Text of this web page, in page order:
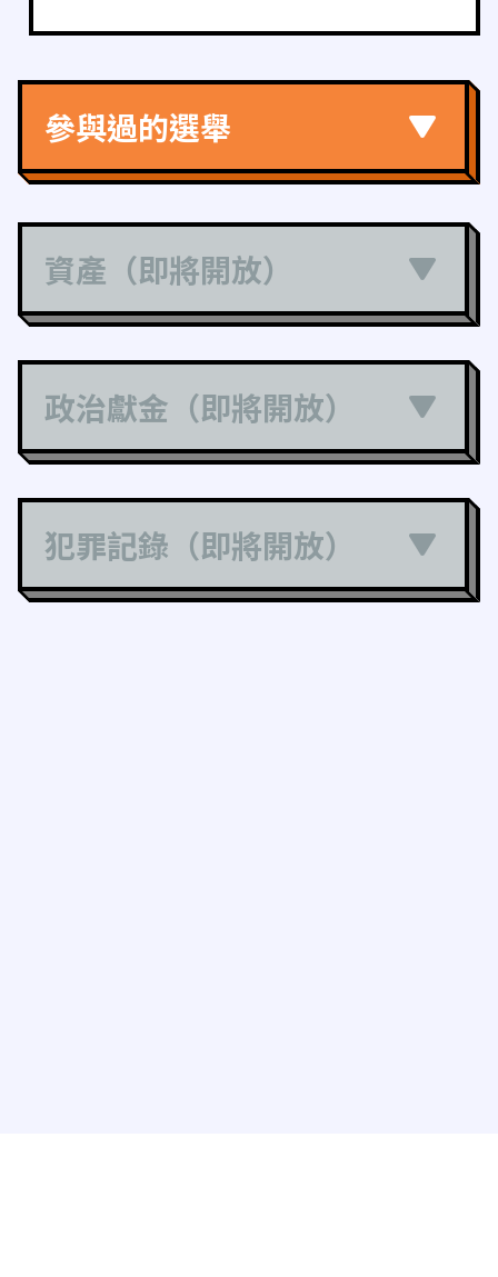
參與過的選舉
資產（即將開放）
政治獻金（即將開放）
犯罪記錄（即將開放）